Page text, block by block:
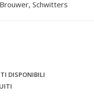
Schwitters
DISPONIBILI